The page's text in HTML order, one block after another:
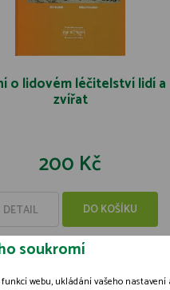
o lidovém léčitelství lidí a
zvířat
200 Kč
DETAIL DO KOŠÍKU
soukromí
webu, ukládání vašeho nastavení